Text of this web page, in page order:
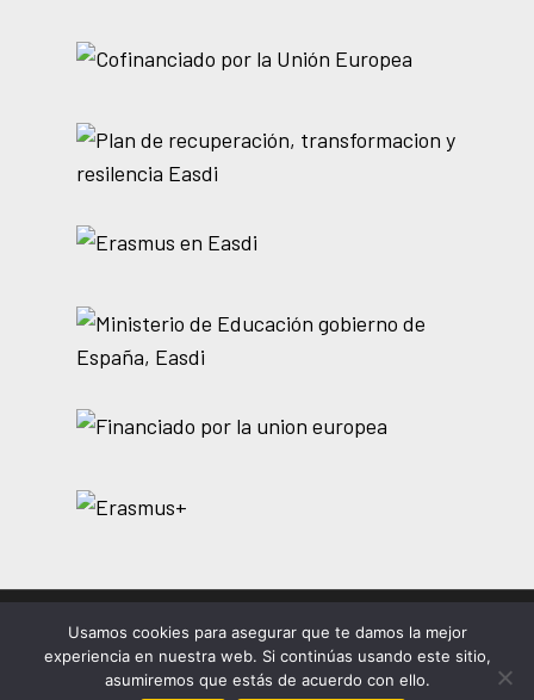
© 2026 EASDi Corella. Escuela de Arte y Superior de
Corella | Privacidad|Cookies |Aviso legal
Usamos cookies para asegurar que te damos la mejor
experiencia en nuestra web. Si continúas usando este sitio,
asumiremos que estás de acuerdo con ello.